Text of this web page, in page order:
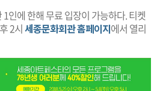
인에 한해 무료 입장이 가능하다. 티켓
2시세종문화회관 홈페이지에서 열리